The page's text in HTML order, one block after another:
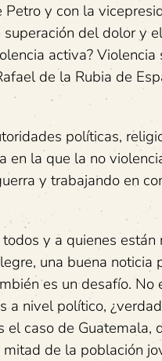
y con la
del dolor y
activa?
de la Rubia de
políticas,
la que la no
y trabajando en
y a quienes
una buena noticia
es un desafío.
nivel político,
caso de Guatemala,
de la población